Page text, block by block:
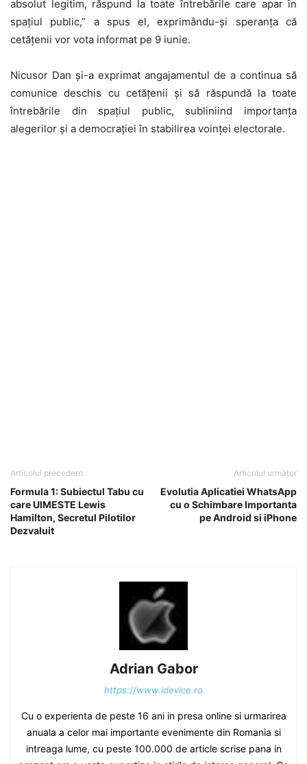
absolut legitim, răspund la toate întrebările care apar în
spațiul public,” a spus el, exprimându-și speranța că
cetățenii vor vota informat pe 9 iunie.
Nicusor Dan și-a exprimat angajamentul de a continua să
comunice deschis cu cetățenii și să răspundă la toate
întrebările din spațiul public, subliniind importanța
alegerilor și a democrației în stabilirea voinței electorale.
Articolul precedent
Formula 1: Subiectul Tabu cu
care UIMESTE Lewis
Hamilton, Secretul Pilotilor
Dezvaluit
Articolul următor
Evolutia Aplicatiei WhatsApp
cu o Schimbare Importanta
pe Android si iPhone
Adrian Gabor
https://www.idevice.ro
Cu o experienta de peste 16 ani in presa online si urmarirea
anuala a celor mai importante evenimente din Romania si
intreaga lume, cu peste 100.000 de article scrise pana in